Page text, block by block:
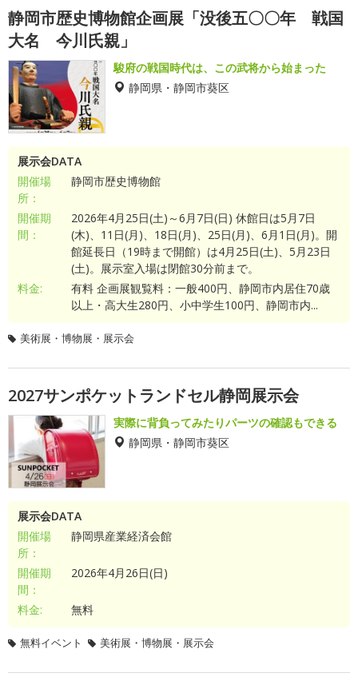
静岡市歴史博物館企画展「没後五〇〇年 戦国
大名 今川氏親」
駿府の戦国時代は、この武将から始まった
静岡県・静岡市葵区
展示会DATA
開催場
所：
静岡市歴史博物館
開催期
間：
2026年4月25日(土)～6月7日(日) 休館日は5月7日
(木)、11日(月)、18日(月)、25日(月)、6月1日(月)。開
館延長日（19時まで開館）は4月25日(土)、5月23日
(土)。展示室入場は閉館30分前まで。
料金:
有料 企画展観覧料：一般400円、静岡市内居住70歳
以上・高大生280円、小中学生100円、静岡市内...
美術展・博物展・展示会
2027サンポケットランドセル静岡展示会
実際に背負ってみたりパーツの確認もできる
静岡県・静岡市葵区
展示会DATA
開催場
所：
静岡県産業経済会館
開催期
間：
2026年4月26日(日)
料金: 無料
無料イベント 美術展・博物展・展示会